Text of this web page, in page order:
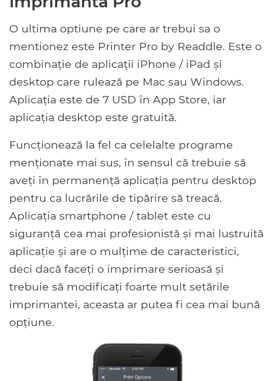
O ultima optiune pe care ar trebui sa o
mentionez este Printer Pro by Readdle. Este o
combinație de aplicații iPhone / iPad și
desktop care rulează pe Mac sau Windows.
Aplicația este de 7 USD în App Store, iar
aplicația desktop este gratuită.
Funcționează la fel ca celelalte programe
menționate mai sus, în sensul că trebuie să
aveți în permanență aplicația pentru desktop
pentru ca lucrările de tipărire să treacă.
Aplicația smartphone / tablet este cu
siguranță cea mai profesionistă și mai lustruită
aplicație și are o mulțime de caracteristici,
deci dacă faceți o imprimare serioasă și
trebuie să modificați foarte mult setările
imprimantei, aceasta ar putea fi cea mai bună
opțiune.